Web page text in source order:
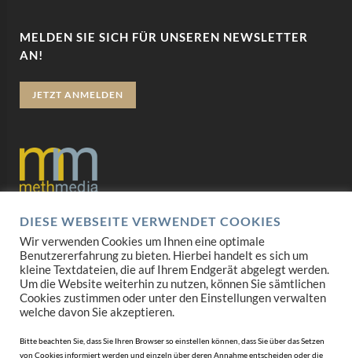
MELDEN SIE SICH FÜR UNSEREN NEWSLETTER
AN!
JETZT ANMELDEN
Datenschutz
Impressum
AGB
Mediadaten
DIESE WEBSEITE VERWENDET COOKIES
Wir verwenden Cookies um Ihnen eine optimale
Benutzererfahrung zu bieten. Hierbei handelt es sich um
kleine Textdateien, die auf Ihrem Endgerät abgelegt werden.
Um die Website weiterhin zu nutzen, können Sie sämtlichen
Cookies zustimmen oder unter den Einstellungen verwalten
welche davon Sie akzeptieren.
Bitte beachten Sie, dass Sie Ihren Browser so einstellen können, dass Sie über das Setzen
von Cookies informiert werden und einzeln über deren Annahme entscheiden oder die